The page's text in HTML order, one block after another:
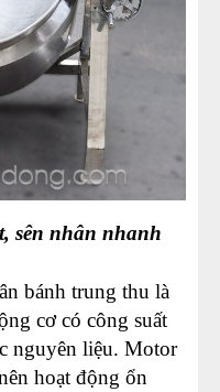
sên nhân nhanh
bánh trung thu là
cơ có công suất
nguyên liệu. Motor
hoạt động ổn